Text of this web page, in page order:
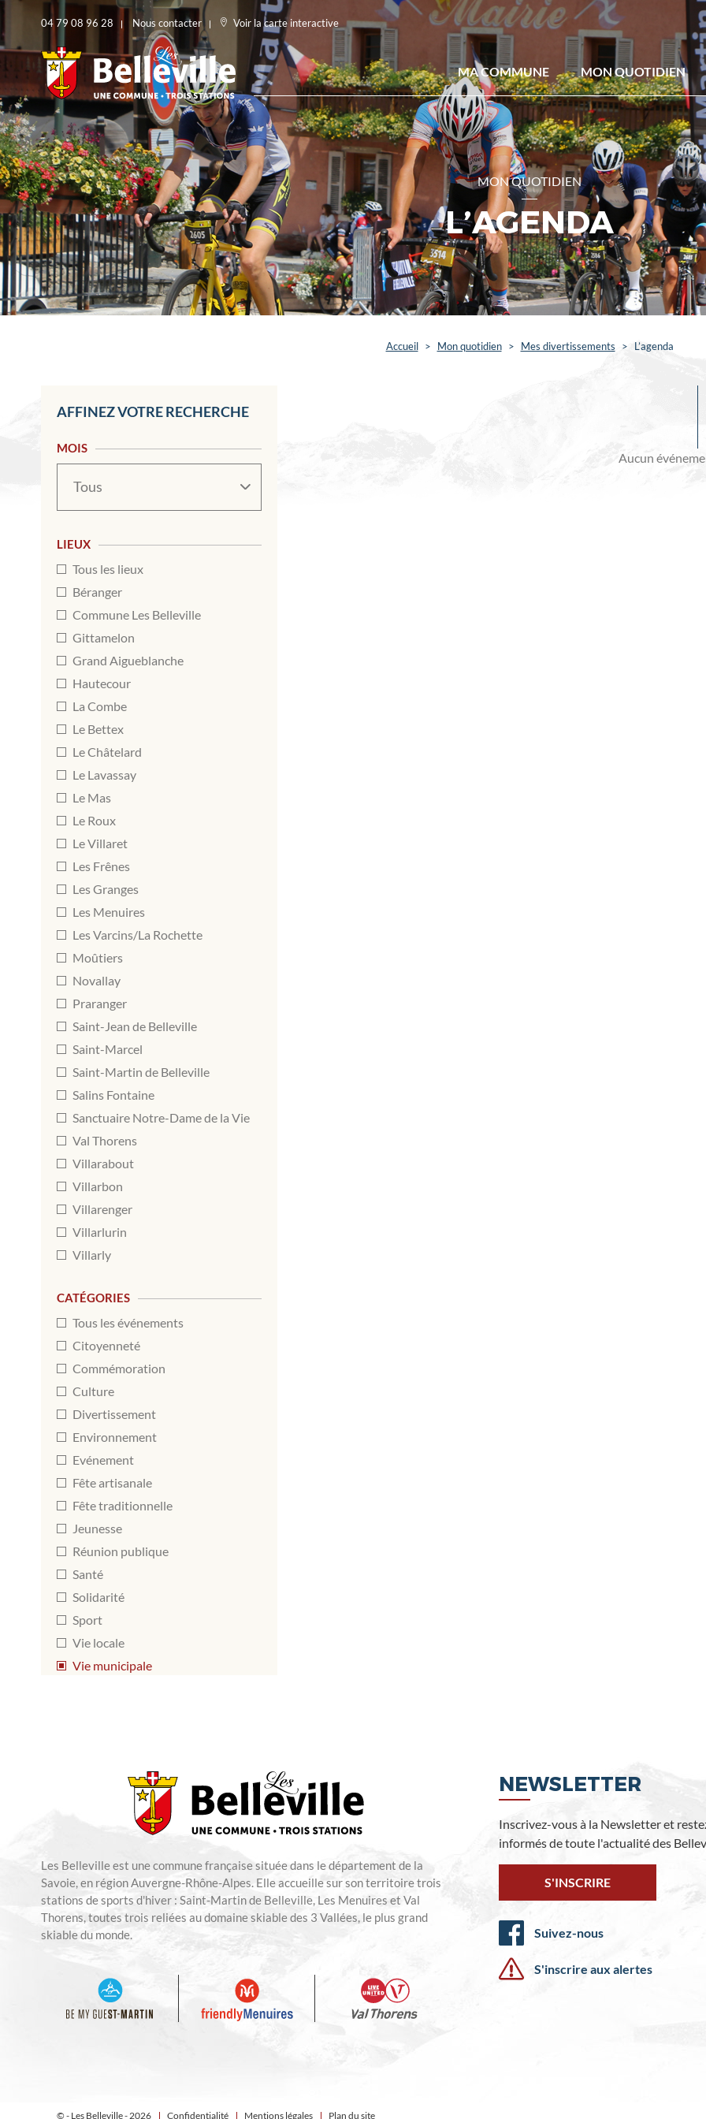
04 79 08 96 28 Nous contacter Voir la carte interactive
MA COMMUNE MON QUOTIDIEN
MON QUOTIDIEN
L’AGENDA
Accueil > Mon quotidien > Mes divertissements > L’agenda
Aucun
AFFINEZ VOTRE RECHERCHE
MOIS
LIEUX
Tous les lieux
Béranger
Commune Les Belleville
Gittamelon
Grand Aigueblanche
Hautecour
La Combe
Le Bettex
Le Châtelard
Le Lavassay
Le Mas
Le Roux
Le Villaret
Les Frênes
Les Granges
Les Menuires
Les Varcins/La Rochette
Moûtiers
Novallay
Praranger
Saint-Jean de Belleville
Saint-Marcel
Saint-Martin de Belleville
Salins Fontaine
Sanctuaire Notre-Dame de la Vie
Val Thorens
Villarabout
Villarbon
Villarenger
Villarlurin
Villarly
CATÉGORIES
Tous les événements
Citoyenneté
Commémoration
Culture
Divertissement
Environnement
Evénement
Fête artisanale
Fête traditionnelle
Jeunesse
Réunion publique
Santé
Solidarité
Sport
Vie locale
Vie municipale
Les Belleville est une commune française située dans le département de la
Savoie, en région Auvergne-Rhône-Alpes. Elle accueille sur son territoire trois
stations de sports d'hiver : Saint-Martin de Belleville, Les Menuires et Val
Thorens, toutes trois reliées au domaine skiable des 3 Vallées, le plus grand
skiable du monde.
NEWSLETTER
Inscrivez-vous à la Newsletter et
informés de toute l'actualité des
S'INSCRIRE
Suivez-nous
S'inscrire aux alertes
© - Les Belleville - 2026 Confidentialité Mentions légales Plan du site